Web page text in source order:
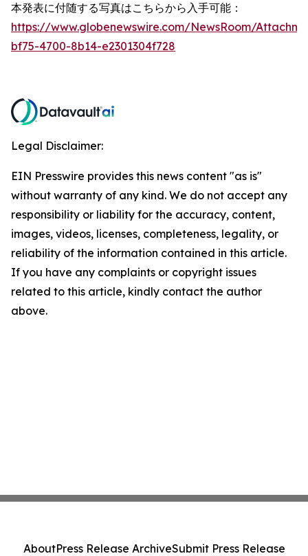
本発表に付随する写真はこちらから入手可能：
https://www.globenewswire.com/NewsRoom/
bf75-4700-8b14-e2301304f728
Legal Disclaimer:
EIN Presswire provides this news content "as is"
without warranty of any kind. We do not accept any
responsibility or liability for the accuracy, content,
images, videos, licenses, completeness, legality, or
reliability of the information contained in this article.
If you have any complaints or copyright issues
related to this article, kindly contact the author
above.
AboutPress Release ArchiveSubmit Press Release